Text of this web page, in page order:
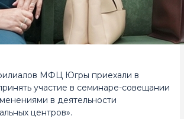
МФЦ Югры приехали в
участие в семинаре-совещании
в деятельности
центров».